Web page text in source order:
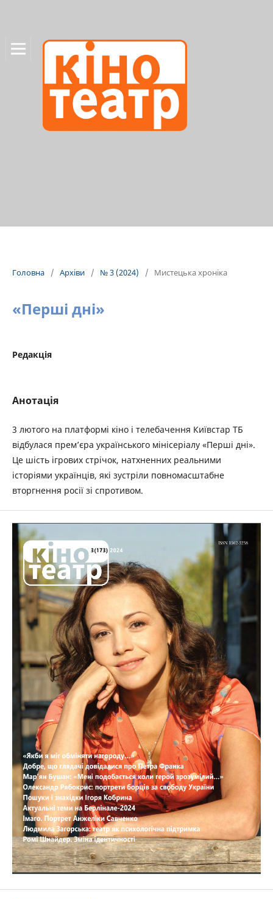
Головна / Архіви / № 3 (2024) / Мистецька хроніка
«Перші дні»
Редакція
Анотація
3 лютого на платформі кіно і телебачення Київстар ТБ
відбулася прем’єра українського мінісеріалу «Перші дні».
Це шість ігрових стрічок, натхненних реальними
історіями українців, які зустріли повномасштабне
вторгнення росії зі спротивом.